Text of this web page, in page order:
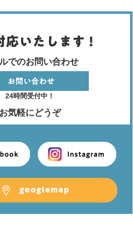
でのお問い合わせ
24時間受付中！
気軽にどうぞ